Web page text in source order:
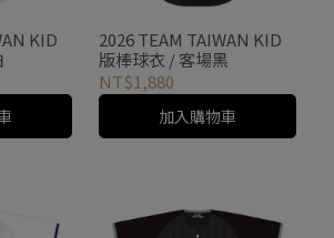
KID
2026 TEAM TAIWAN KID
版棒球衣 / 客場黑
NT$1,880
加入購物車